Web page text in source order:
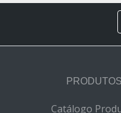
PRODUTOS
Catálogo